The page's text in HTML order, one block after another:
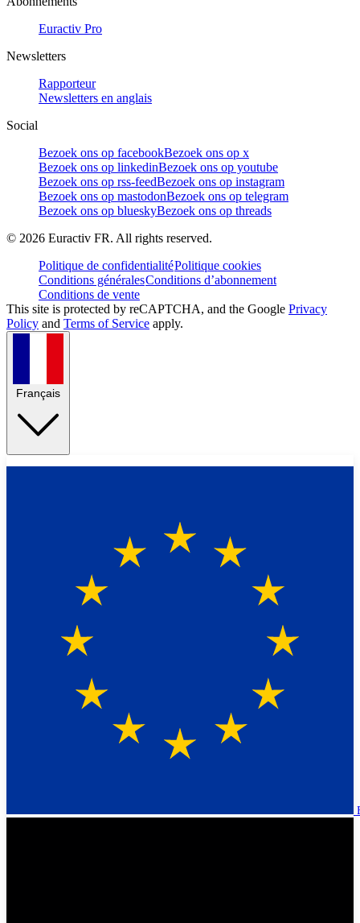
Euractiv Pro
Newsletters
Rapporteur
Newsletters en anglais
Social
Bezoek ons op facebookBezoek ons op x
Bezoek ons op linkedinBezoek ons op youtube
Bezoek ons op rss-feedBezoek ons op instagram
Bezoek ons op mastodonBezoek ons op telegram
Bezoek ons op blueskyBezoek ons op threads
© 2026 Euractiv FR. All rights reserved.
Politique de confidentialitéPolitique cookies
Conditions généralesConditions d’abonnement
Conditions de vente
This site is protected by reCAPTCHA, and the Google Privacy
Policy and Terms of Service apply.
Français